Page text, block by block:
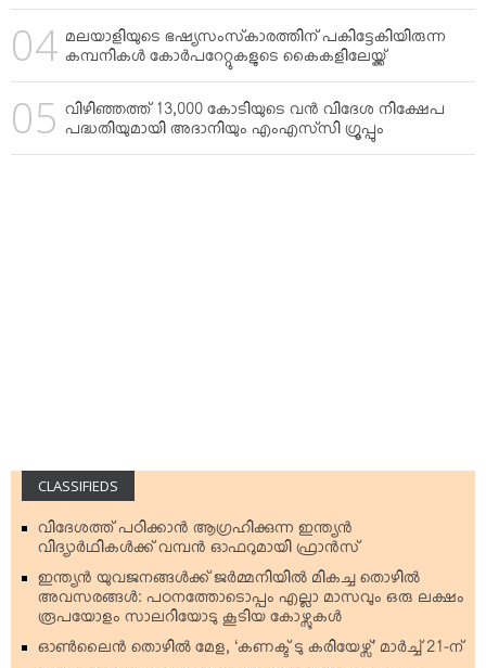
മലയാളിയുടെ ഭഷ്യസംസ്‌കാരത്തിന് പകിട്ടേകിയിരുന്ന
കമ്പനികള്‍ കോര്‍പറേറ്റുകളുടെ കൈകളിലേയ്ക്ക്
വിഴിഞ്ഞത്ത് 13,000 കോടിയുടെ വന്‍ വിദേശ നിക്ഷേപ
പദ്ധതിയുമായി അദാനിയും എംഎസ്‌സി ഗ്രൂപ്പും
CLASSIFIEDS
വിദേശത്ത് പഠിക്കാന്‍ ആഗ്രഹിക്കുന്ന ഇന്ത്യന്‍
വിദ്യാര്‍ഥികള്‍ക്ക് വമ്പന്‍ ഓഫറുമായി ഫ്രാന്‍സ്
ഇന്ത്യന്‍ യുവജനങ്ങള്‍ക്ക് ജര്‍മ്മനിയില്‍ മികച്ച തൊഴില്‍
അവസരങ്ങള്‍: പഠനത്തോടൊപ്പം എല്ലാ മാസവും ഒരു ലക്ഷം
രൂപയോളം സാലറിയോടു കൂടിയ കോഴ്സുകള്‍
ഓണ്‍ലൈന്‍ തൊഴില്‍ മേള, ‘കണക്ട് ടു കരിയേഴ്സ്’ മാര്‍ച്ച് 21-ന്